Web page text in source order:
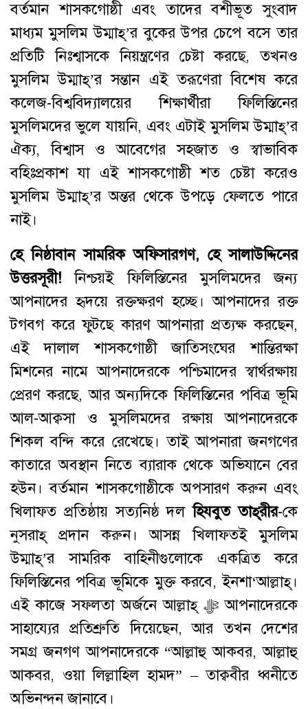
বর্তমান শাসকগোষ্ঠী এবং তাদের বশীভূত সুংবাদ
মাধ্যম মুসলিম উম্মাহ্‌’র বুকের উপর চেপে বসে তার
প্রতিটি নিঃশ্বাসকে নিয়ন্ত্রণের চেষ্টা করছে, তখনও
মুসলিম উম্মাহ্‌’র সন্তান এই তরূণেরা বিশেষ করে
কলেজ-বিশ্ববিদ্যালয়ের শিক্ষার্থীরা ফিলিস্তিনের
মুসলিমদের ভুলে যায়নি, এবং এটাই মুসলিম উম্মাহ্‌’র
ঐক্য, বিশ্বাস ও আবেগের সহজাত ও স্বাভাবিক
বহিঃপ্রকাশ যা এই শাসকগোষ্ঠী শত চেষ্টা করেও
মুসলিম উম্মাহ্‌’র অন্তর থেকে উপড়ে ফেলতে পারে
নাই।
হে নিষ্ঠাবান সামরিক অফিসারগণ, হে সালাউদ্দিনের
উত্তরসূরী! নিশ্চয়ই ফিলিস্তিনের মুসলিমদের জন্য
আপনাদের হৃদয়ে রক্তক্ষরণ হচ্ছে। আপনাদের রক্ত
টগবগ করে ফুটছে কারণ আপনারা প্রত্যক্ষ করছেন,
এই দালাল শাসকগোষ্ঠী জাতিসংঘের শান্তিরক্ষা
মিশনের নামে আপনাদেরকে পশ্চিমাদের স্বার্থরক্ষায়
প্রেরণ করছে, আর অন্যদিকে ফিলিস্তিনের পবিত্র ভূমি
আল-আক্বসা ও মুসলিমদের রক্ষায় আপনাদেরকে
শিকল বন্দি করে রেখেছে। তাই আপনারা জনগণের
কাতারে অবস্থান নিতে ব্যারাক থেকে অভিযানে বের
হউন। বর্তমান শাসকগোষ্ঠীকে অপসারণ করুন এবং
খিলাফত প্রতিষ্ঠায় সত্যনিষ্ঠ দলহিযবুত তাহ্রীর-কে
নুসরাহ্‌ প্রদান করুন। আসন্ন খিলাফতই মুসলিম
উম্মাহ্‌’র সামরিক বাহিনীগুলোকে একত্রিত করে
ফিলিস্তিনের পবিত্র ভূমিকে মুক্ত করবে, ইনশা‘আল্লাহ্‌।
এই কাজে সফলতা অর্জনে আল্লাহ্‌ ﷻ আপনাদেরকে
সাহায্যের প্রতিশ্রুতি দিয়েছেন, আর তখন দেশের
সমগ্র জনগণ আপনাদেরকে “আল্লাহু আকবর, আল্লাহু
আকবর, ওয়া লিল্লাহিল হামদ” – তাক্ববীর ধ্বনীতে
অভিনন্দন জানাবে।